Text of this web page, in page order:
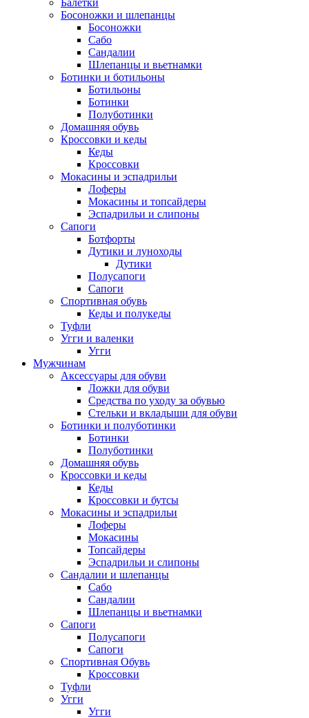
Балетки
Босоножки и шлепанцы
Босоножки
Сабо
Сандалии
Шлепанцы и вьетнамки
Ботинки и ботильоны
Ботильоны
Ботинки
Полуботинки
Домашняя обувь
Кроссовки и кеды
Кеды
Кроссовки
Мокасины и эспадрильи
Лоферы
Мокасины и топсайдеры
Эспадрильи и слипоны
Сапоги
Ботфорты
Дутики и луноходы
Дутики
Полусапоги
Сапоги
Спортивная обувь
Кеды и полукеды
Туфли
Угги и валенки
Угги
Мужчинам
Аксессуары для обуви
Ложки для обуви
Средства по уходу за обувью
Стельки и вкладыши для обуви
Ботинки и полуботинки
Ботинки
Полуботинки
Домашняя обувь
Кроссовки и кеды
Кеды
Кроссовки и бутсы
Мокасины и эспадрильи
Лоферы
Мокасины
Топсайдеры
Эспадрильи и слипоны
Сандалии и шлепанцы
Сабо
Сандалии
Шлепанцы и вьетнамки
Сапоги
Полусапоги
Сапоги
Спортивная Обувь
Кроссовки
Туфли
Угги
Угги